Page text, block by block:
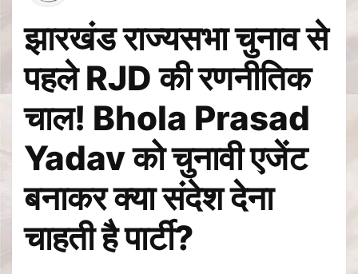
झारखंड राज्यसभा चुनाव से
पहले RJD की रणनीतिक
चाल! Bhola Prasad
Yadav को चुनावी एजेंट
बनाकर क्या संदेश देना
चाहती है पार्टी?